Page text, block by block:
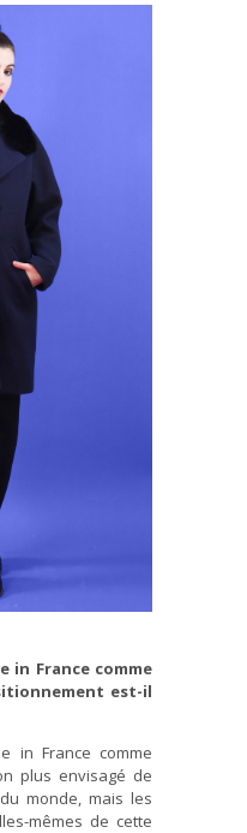
in France comme
est-il
in France comme
plus envisagé de
monde, mais les
mêmes de cette